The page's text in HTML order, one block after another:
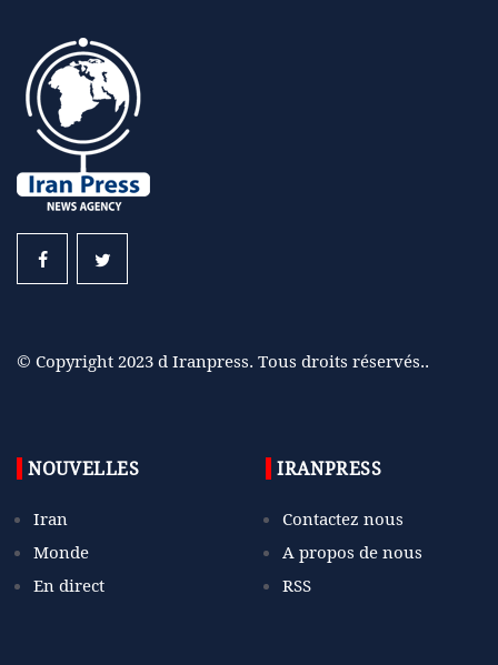
© Copyright 2023 d Iranpress. Tous droits réservés..
NOUVELLES
Iran
Monde
En direct
IRANPRESS
Contactez nous
A propos de nous
RSS